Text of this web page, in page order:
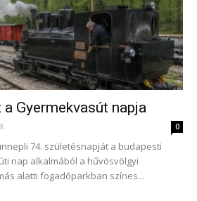
Gyermekvasút napja
0
74. születésnapját a budapesti
nap alkalmából a hűvösvölgyi
alatti fogadóparkban színes...